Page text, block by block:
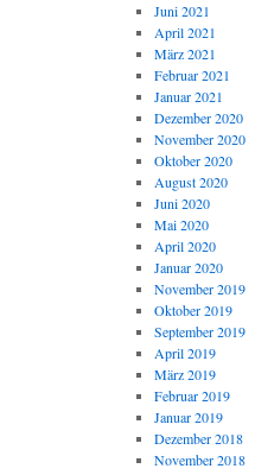
Juni 2021
April 2021
März 2021
Februar 2021
Januar 2021
Dezember 2020
November 2020
Oktober 2020
August 2020
Juni 2020
Mai 2020
April 2020
Januar 2020
November 2019
Oktober 2019
September 2019
April 2019
März 2019
Februar 2019
Januar 2019
Dezember 2018
November 2018